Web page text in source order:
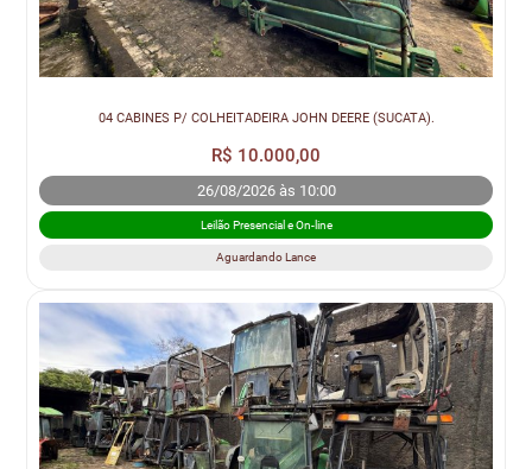
04 CABINES P/ COLHEITADEIRA JOHN DEERE (SUCATA).
R$ 10.000,00
26/08/2026 às 10:00
Leilão Presencial e On-line
Aguardando Lance